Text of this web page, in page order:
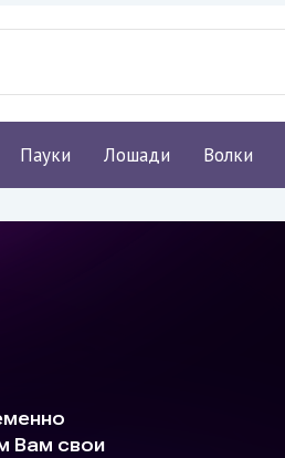
Пауки Лошади Волки